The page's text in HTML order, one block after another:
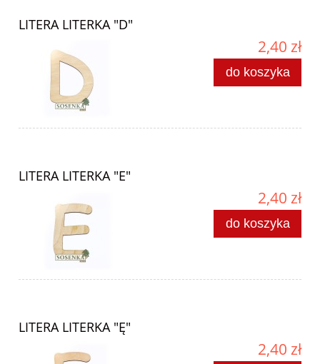
LITERA LITERKA "D"
2,40 zł
do koszyka
LITERA LITERKA "E"
2,40 zł
do koszyka
LITERA LITERKA "Ę"
2,40 zł